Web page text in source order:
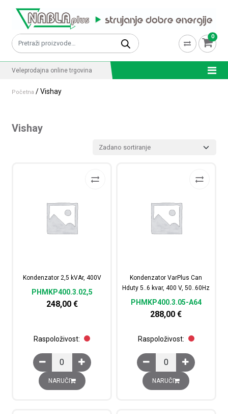
Pretraži: 0
Veleprodajna online trgovina
Početna / Vishay
Vishay
Kondenzator 2,5 kVAr, 400V
PHMKP400.3.02,5
248,00 €
Raspoloživost:
Kondenzator 2,5 kVAr, 400V količina
NARUČI
Kondenzator VarPlus Can
Hduty 5..6 kvar, 400 V, 50..60Hz
PHMKP400.3.05-A64
288,00€
Raspoloživost:
Kondenzator VarPlus
NARUČI